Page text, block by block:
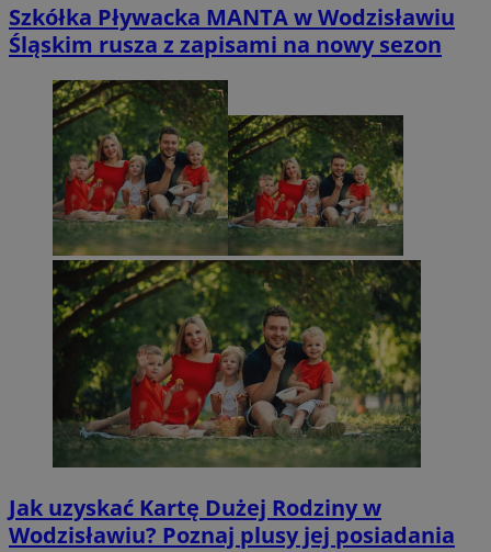
Szkółka Pływacka MANTA w Wodzisławiu
Śląskim rusza z zapisami na nowy sezon
Jak uzyskać Kartę Dużej Rodziny w
Wodzisławiu? Poznaj plusy jej posiadania